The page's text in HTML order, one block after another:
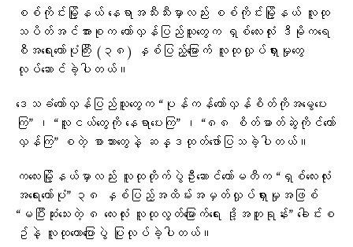
စစ်ကိုင်းမြို့နယ် နေရာအသီးသီးမှာလည်း စစ်ကိုင်းမြို့နယ် လူထု
သပိတ်အင်အားစုက တော်လှန်ပြည်သူတွေက ရှစ်လေးလုံး ဒီမိုကရေ
စီအရေးတော်ပုံကြီး (၃၈) နှစ်ပြည့်မြောက် လူထုလှုပ်ရှားမှုတွေ
လုပ်ဆောင်ခဲ့ပါတယ်။
ဒေသခံတော်လှန်ပြည်သူတွေက “ပုန်ကန်တော်လှန်စိတ်ကိုအမွေပေး
ကြ” ၊ “လူငယ်တွေကို နေရာပေးကြ” ၊ “၈၈ စိတ်ဓာတ်ဆွဲကိုင်တော်
လှန်ကြ” စတဲ့ စာသားတွေနဲ့ ဆန္ဒထုတ်ဖော်ပြသခဲ့ပါတယ်။
ကလေးမြို့နယ်မှာလည်း လူထုတိုက်ပွဲဦးဆောင်ကော်မတီက “ရှစ်လေးလုံး
အရေးတော်ပုံ” ၃၈ နှစ်ပြည့်အထိမ်းအမှတ်လှုပ်ရှားမှုအဖြစ်
“မပြီးဆုံးသေးတဲ့ ၈ လေးလုံး လူထုလွတ်မြောက်ရေး ဒို့အတူရုန်း” ခေါင်းစ
ဥ်နဲ့ လူထုဟောပြောပွဲ ပြုလုပ်ခဲ့ပါတယ်။